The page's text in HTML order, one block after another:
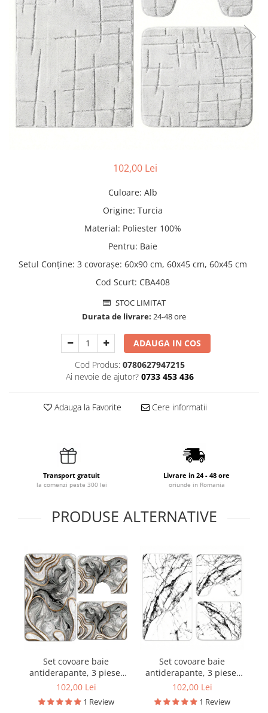
Pilote cu blăniță
102,00 Lei
Culoare: Alb
Origine: Turcia
Material: Poliester 100%
Pentru: Baie
Setul Conține: 3 covorașe: 60x90 cm, 60x45 cm, 60x45 cm
Cod Scurt: CBA408
STOC LIMITAT
Durata de livrare: 24-48 ore
ADAUGA IN COS
Cod Produs: 0780627947215
Ai nevoie de ajutor? 0733 453 436
Adauga la Favorite Cere informatii
Transport gratuit
la comenzi peste 300 lei
Livrare in 24 - 48 ore
oriunde in Romania
PRODUSE ALTERNATIVE
Set covoare baie
antiderapante, 3 piese,
model abstract gri cu
accente aurii
102,00 Lei
1 Review
Set covoare baie
antiderapante, 3 piese,
design marmură albă
102,00 Lei
1 Review